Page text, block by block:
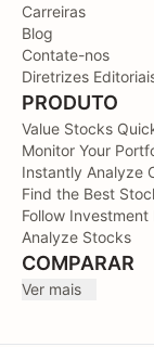
Carreiras
Blog
Contate-nos
Diretrizes
PRODUTO
Value Stocks
Monitor Your
Instantly Analyze
Find the Best
Follow
Analyze Stocks
COMPARAR
Ver mais